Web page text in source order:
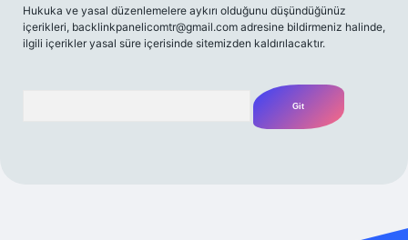
Hukuka ve yasal düzenlemelere aykırı olduğunu düşündüğünüz
içerikleri, backlinkpanelicomtr@gmail.com adresine bildirmeniz halinde,
ilgili içerikler yasal süre içerisinde sitemizden kaldırılacaktır.